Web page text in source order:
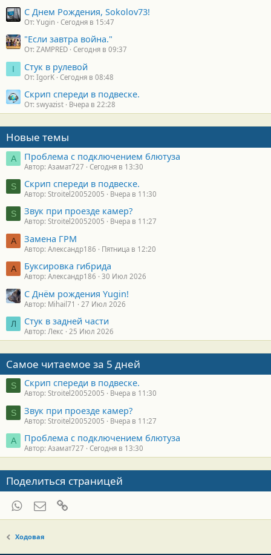
С Днем Рождения, Sokolov73!
От: Yugin Сегодня в 15:47
"Если завтра война."
От: ZAMPRED Сегодня в 09:37
I Стук в рулевой
От: IgorK Сегодня в 08:48
Скрип спереди в подвеске.
От: swyazist Вчера в 22:28
Новые темы
А Проблема с подключением блютуза
Автор: Азамат727 Сегодня в 13:30
S Скрип спереди в подвеске.
Автор: Stroitel20052005 Вчера в 11:30
S Звук при проезде камер?
Автор: Stroitel20052005 Вчера в 11:27
А Замена ГРМ
Автор: Александр186 Пятница в 12:20
А Буксировка гибрида
Автор: Александр186 30 Июл 2026
С Днём рождения Yugin!
Автор: Mihail71 27 Июл 2026
Л Стук в задней части
Автор: Лекс 25 Июл 2026
Самое читаемое за 5 дней
S Скрип спереди в подвеске.
Автор: Stroitel20052005 Вчера в 11:30
S Звук при проезде камер?
Автор: Stroitel20052005 Вчера в 11:27
А Проблема с подключением блютуза
Автор: Азамат727 Сегодня в 13:30
Поделиться страницей
WhatsAppЭлектронная почта
Ходовая